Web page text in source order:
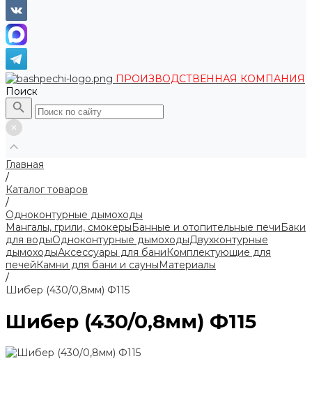
ПРОИЗВОДСТВЕННАЯ КОМПАНИЯ
Поиск
Главная
/
Каталог товаров
/
Одноконтурные дымоходы
Мангалы, грили, смокерыБанные и отопительные печиБаки
для водыОдноконтурные дымоходыДвухконтурные
дымоходыАксессуары для баниКомплектующие для
печейКамни для бани и сауныМатериалы
/
Шибер (430/0,8мм) Ф115
Шибер (430/0,8мм) Ф115